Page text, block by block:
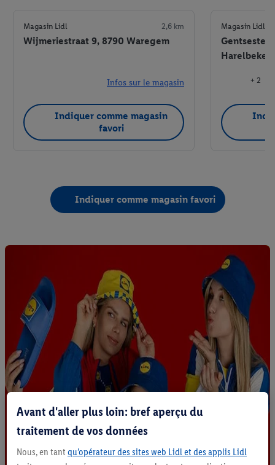
Magasin Lidl 2,6 km
Wijmeriestraat 9, 8790 Waregem
Infos sur le magasin
Indiquer comme magasin
favori
Magasin Lidl
Harelbeke
+ 2
Indiquer comme magasin favori
Avant d'aller plus loin: bref aperçu du
traitement de vos données
Nous, en tant qu’opérateur des sites web Lidl et des applis Lidl